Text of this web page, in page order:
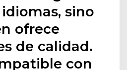
sino
ofrece
de calidad.
con